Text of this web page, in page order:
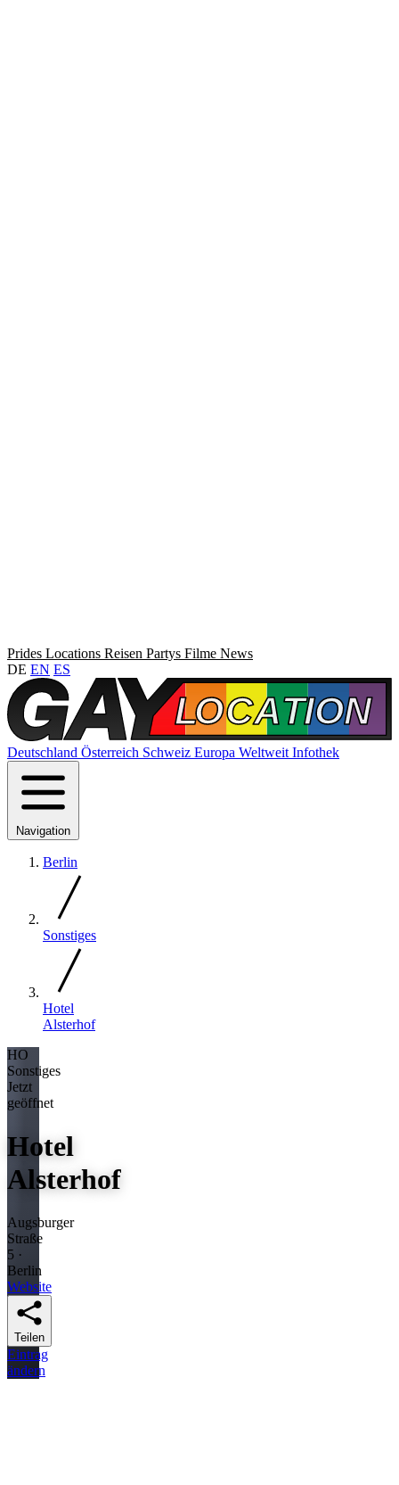
Prides Locations Reisen Partys Filme News
DE EN ES
Deutschland Österreich Schweiz Europa Weltweit Infothek
Navigation
Berlin
Sonstiges
Hotel
Alsterhof
HO
Sonstiges
Jetzt
geöffnet
Hotel
Alsterhof
Augsburger
Straße
5 ·
Berlin
Website
Teilen
Eintrag
ändern